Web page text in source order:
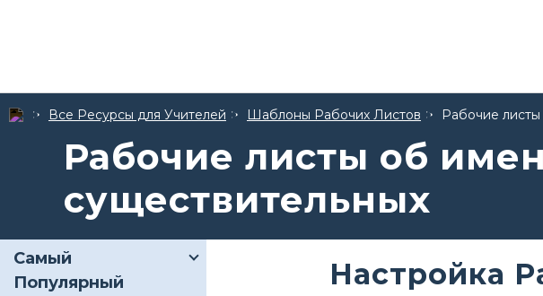
Все Ресурсы для Учителей Шаблоны Рабочих Листов Рабочие
Рабочие листы об
существительных
Самый
Популярный
Настройка